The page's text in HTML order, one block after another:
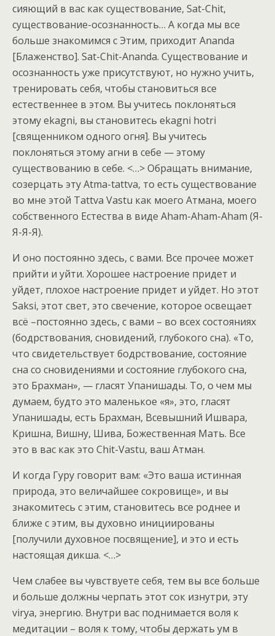
сияющий в вас как существование, Sat-Chit,
существование-осознанность… А когда мы все
больше знакомимся с Этим, приходит Ananda
[Блаженство]. Sat-Chit-Ananda. Существование и
осознанность уже присутствуют, но нужно учить,
тренировать себя, чтобы становиться все
естественнее в этом. Вы учитесь поклоняться
этому ekagni, вы становитесь ekagni hotri
[священником одного огня]. Вы учитесь
поклоняться этому агни в себе — этому
существованию в себе. <…> Обращать внимание,
созерцать эту Atma-tattva, то есть существование
во мне этой Tattva Vastu как моего Атмана, моего
собственного Естества в виде Aham-Aham-Aham (Я-
Я-Я-Я).
И оно постоянно здесь, с вами. Все прочее может
прийти и уйти. Хорошее настроение придет и
уйдет, плохое настроение придет и уйдет. Но этот
Saksi, этот свет, это свечение, которое освещает
всё –постоянно здесь, с вами – во всех состояниях
(бодрствования, сновидений, глубокого сна). «То,
что свидетельствует бодрствование, состояние
сна со сновидениями и состояние глубокого сна,
это Брахман», — гласят Упанишады. То, о чем мы
думаем, будто это маленькое «я», это, гласят
Упанишады, есть Брахман, Всевышний Ишвара,
Кришна, Вишну, Шива, Божественная Мать. Все
это в вас как это Chit-Vastu, ваш Атман.
И когда Гуру говорит вам: «Это ваша истинная
природа, это величайшее сокровище», и вы
знакомитесь с этим, становитесь все роднее и
ближе с этим, вы духовно инициированы
[получили духовное посвящение], и это и есть
настоящая дикша. <…>
Чем слабее вы чувствуете себя, тем вы все больше
и больше должны черпать этот сок изнутри, эту
virya, энергию. Внутри вас поднимается воля к
медитации – воля к тому, чтобы держать ум в